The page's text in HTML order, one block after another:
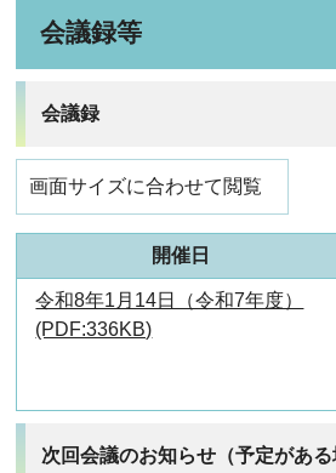
会議録等
会議録
画面サイズに合わせて閲覧
開催日
令和8年1月14日（令和7年度）
(PDF:336KB)
次回会議のお知らせ（予定があ